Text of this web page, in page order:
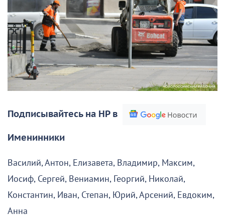
Подписывайтесь на НР в
Именинники
Василий, Антон, Елизавета, Владимир, Максим,
Иосиф, Сергей, Вениамин, Георгий, Николай,
Константин, Иван, Степан, Юрий, Арсений, Евдоким,
Анна